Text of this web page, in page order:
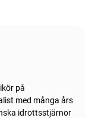
på
med många års
idrottsstjärnor